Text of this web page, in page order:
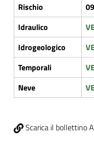
Rischio
Idraulico
Idrogeologico
Temporali
Neve
Scarica il bollettino